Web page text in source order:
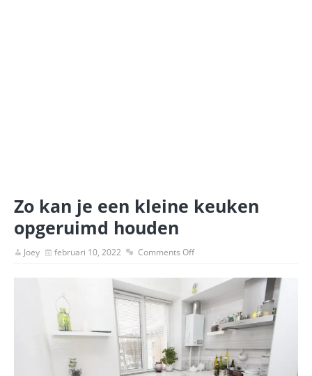
Zo kan je een kleine keuken
opgeruimd houden
Joey februari 10, 2022 Comments Off